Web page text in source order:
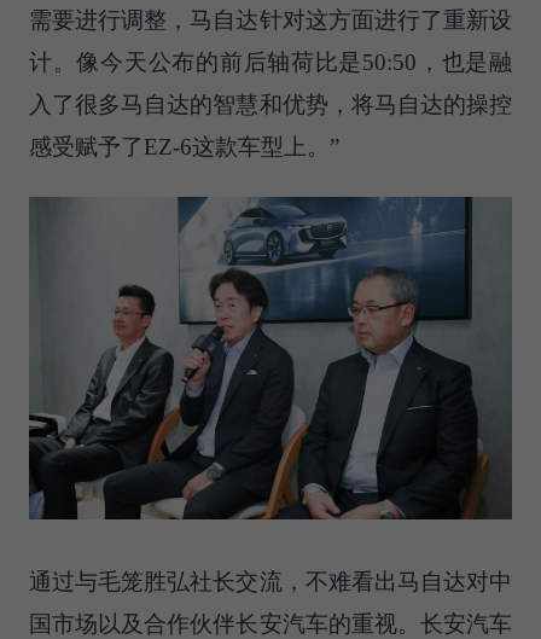
需要进行调整，马自达针对这方面进行了重新设
计。像今天公布的前后轴荷比是50:50，也是融
入了很多马自达的智慧和优势，将马自达的操控
感受赋予了EZ-6这款车型上。”
通过与毛笼胜弘社长交流，不难看出马自达对中
国市场以及合作伙伴长安汽车的重视。长安汽车